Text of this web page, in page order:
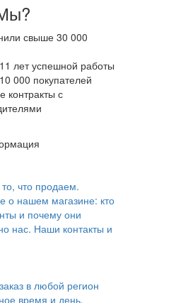
свыше 30 000
лет успешной работы
000 покупателей
контракты с
что продаем.
о нашем магазине: кто
и почему они
нас. Наши контакты и
в любой регион
время и день.